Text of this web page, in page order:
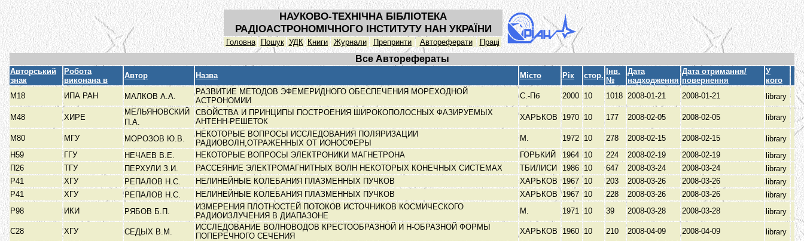
НАУКОВО-ТЕХНІЧНА БІБЛІОТЕКА
РАДІОАСТРОНОМІЧНОГО ІНСТИТУТУ НАН УКРАЇНИ
Головна Пошук УДК Книги Журнали Препринти Автореферати Праці
Все Авторефераты
Авторський
знак
Робота
виконана в
Автор Назва Місто Рік стор.
Інв.
№
Дата
надходження
Дата отримання/
повернення
У
кого
М18
ИПА РАН МАЛКОВ А.А.
РАЗВИТИЕ МЕТОДОВ ЭФЕМЕРИДНОГО ОБЕСПЕЧЕНИЯ МОРЕХОДНОЙ
АСТРОНОМИИ
С.-Пб 2000 10 1018 2008-01-21 2008-01-21 library
М48 ХИРЕ
МЕЛЬЯНОВСКИЙ
П.А.
СВОЙСТВА И ПРИНЦИПЫ ПОСТРОЕНИЯ ШИРОКОПОЛОСНЫХ ФАЗИРУЕМЫХ
АНТЕНН-РЕШЕТОК
ХАРЬКОВ 1970 10 177 2008-02-05 2008-02-05 library
М80 МГУ МОРОЗОВ Ю.В.
НЕКОТОРЫЕ ВОПРОСЫ ИССЛЕДОВАНИЯ ПОЛЯРИЗАЦИИ
РАДИОВОЛН,ОТРАЖЕННЫХ ОТ ИОНОСФЕРЫ
М. 1972 10 278 2008-02-15 2008-02-15
library
Н59
ГГУ НЕЧАЕВ В.Е. НЕКОТОРЫЕ ВОПРОСЫ ЭЛЕКТРОНИКИ МАГНЕТРОНА ГОРЬКИЙ 1964 10 224 2008-02-19 2008-02-19
library
П26
ТГУ ПЕРХУЛИ З.И. РАССЕЯНИЕ ЭЛЕКТРОМАГНИТНЫХ ВОЛН НЕКОТОРЫХ КОНЕЧНЫХ СИСТЕМАХ ТБИЛИСИ 1986 10 647 2008-03-24 2008-03-24
library
Р41
ХГУ РЕПАЛОВ Н.С. НЕЛИНЕЙНЫЕ КОЛЕБАНИЯ ПЛАЗМЕННЫХ ПУЧКОВ ХАРЬКОВ 1967 10 203 2008-03-26 2008-03-26
library
Р41
ХГУ РЕПАЛОВ Н.С. НЕЛИНЕЙНЫЕ КОЛЕБАНИЯ ПЛАЗМЕННЫХ ПУЧКОВ ХАРЬКОВ 1967 10 228 2008-03-26 2008-03-26
library
Р98
ИКИ РЯБОВ Б.П.
ИЗМЕРЕНИЯ ПЛОТНОСТЕЙ ПОТОКОВ ИСТОЧНИКОВ КОСМИЧЕСКОГО
РАДИОИЗЛУЧЕНИЯ В ДИАПАЗОНЕ
М. 1971 10 39 2008-03-28 2008-03-28 library
С28 ХГУ СЕДЫХ В.М.
ИССЛЕДОВАНИЕ ВОЛНОВОДОВ КРЕСТООБРАЗНОЙ И Н-ОБРАЗНОЙ ФОРМЫ
ПОПЕРЕЧНОГО СЕЧЕНИЯ
ХАРЬКОВ 1960 10 210 2008-04-09 2008-04-09 library